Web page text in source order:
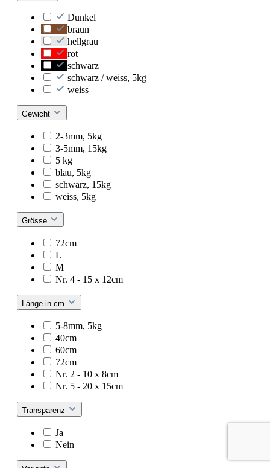
Dunkel
braun
hellgrau
rot
schwarz
schwarz / weiss, 5kg
weiss
Gewicht
2-3mm, 5kg
3-5mm, 15kg
5 kg
blau, 5kg
schwarz, 15kg
weiss, 5kg
Grösse
72cm
L
M
Nr. 4 - 15 x 12cm
Länge in cm
5-8mm, 5kg
40cm
60cm
72cm
Nr. 2 - 10 x 8cm
Nr. 5 - 20 x 15cm
Transparenz
Ja
Nein